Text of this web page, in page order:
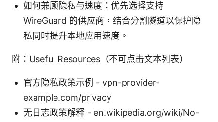
如何兼顾隐私与速度：优先选择支持
WireGuard 的供应商，结合分割隧道以保护隐
私同时提升本地应用速度。
附：Useful Resources（不可点击文本列表）
官方隐私政策示例 - vpn-provider-
example.com/privacy
无日志政策解释 - en.wikipedia.org/wiki/No-